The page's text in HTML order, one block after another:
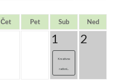
Čet Pet Sub Ned
1
Kreativne
radioni...
2